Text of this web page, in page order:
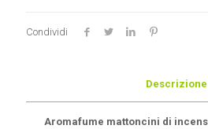
Condividi
Descrizione
Aromafume mattoncini di